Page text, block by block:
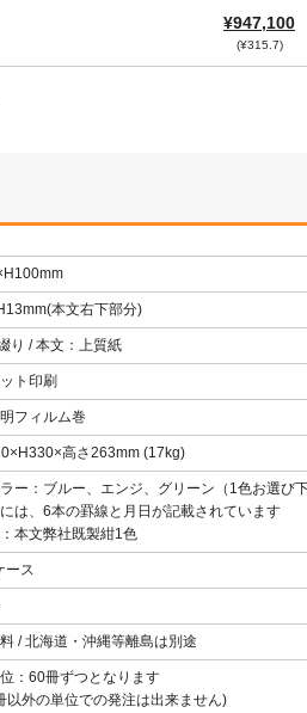
¥947,100
(¥315.7)
本文右下部分)
り / 本文：上質紙
ト印刷
フィルム巻
高さ263mm (17kg)
ー：ブルー、エンジ、グリーン（1色お選び
は、6本の罫線と月日が記載されています
本文弊社既製紺1色
ース
/ 北海道・沖縄等離島は別途
：60冊ずつとなります
外の単位での発注は出来ません)